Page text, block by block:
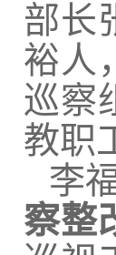
部长
裕人
巡察
教职
李
察整